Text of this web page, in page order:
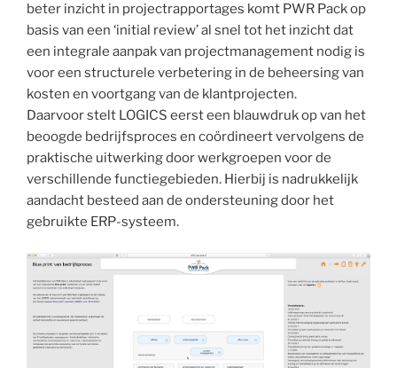
beter inzicht in projectrapportages komt PWR Pack op
basis van een ‘initial review’ al snel tot het inzicht dat
een integrale aanpak van projectmanagement nodig is
voor een structurele verbetering in de beheersing van
kosten en voortgang van de klantprojecten.
Daarvoor stelt LOGICS eerst een blauwdruk op van het
beoogde bedrijfsproces en coördineert vervolgens de
praktische uitwerking door werkgroepen voor de
verschillende functiegebieden. Hierbij is nadrukkelijk
aandacht besteed aan de ondersteuning door het
gebruikte ERP-systeem.